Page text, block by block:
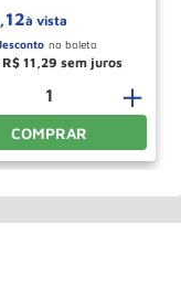
,12à vista
R$ 11,29
＋
COMPRAR